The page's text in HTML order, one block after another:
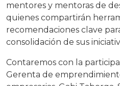
mentores y mentoras de
quienes compartirán
recomendaciones clave
consolidación de sus
Contaremos con la
Gerenta de